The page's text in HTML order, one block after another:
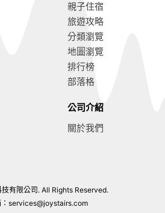
親子住宿
旅遊攻略
分類瀏覽
地圖瀏覽
排行榜
部落格
公司介紹
關於我們
有限公司. All Rights Reserved.
services@joystairs.com